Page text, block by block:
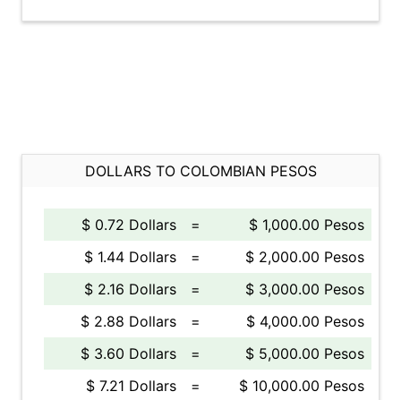
DOLLARS TO COLOMBIAN PESOS
$ 0.72 Dollars =
$ 1,000.00 Pesos
$ 1.44 Dollars
=
$ 2,000.00 Pesos
$ 2.16 Dollars
=
$ 3,000.00 Pesos
$ 2.88 Dollars
=
$ 4,000.00 Pesos
$ 3.60 Dollars
=
$ 5,000.00 Pesos
$ 7.21 Dollars
=
$ 10,000.00 Pesos